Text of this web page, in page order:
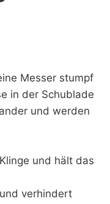
Messer stumpf
in der Schublade
und werden
und hält das
verhindert